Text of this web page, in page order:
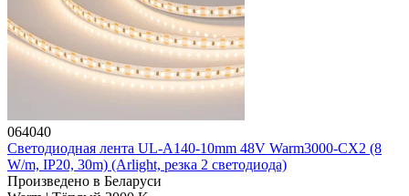
064040
Светодиодная лента UL-A140-10mm 48V Warm3000-CX2 (8
W/m, IP20, 30m) (Arlight, резка 2 светодиода)
Произведено в Беларуси